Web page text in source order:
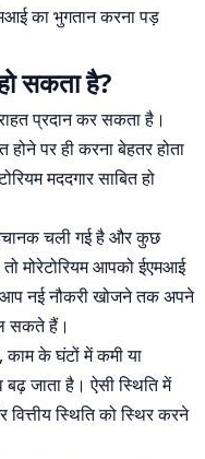
का भुगतान करना पड़
सकता है?
राहत प्रदान कर सकता है।
पर ही करना बेहतर होता
मददगार साबित हो
चली गई है और कुछ
मोरेटोरियम आपको ईएमआई
नई नौकरी खोजने तक अपने
सकते हैं।
काम के घंटों में कमी या
जाता है। ऐसी स्थिति में
स्थिति को स्थिर करने